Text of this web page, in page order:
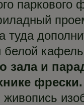
туда
зала и
фрески.
живопись